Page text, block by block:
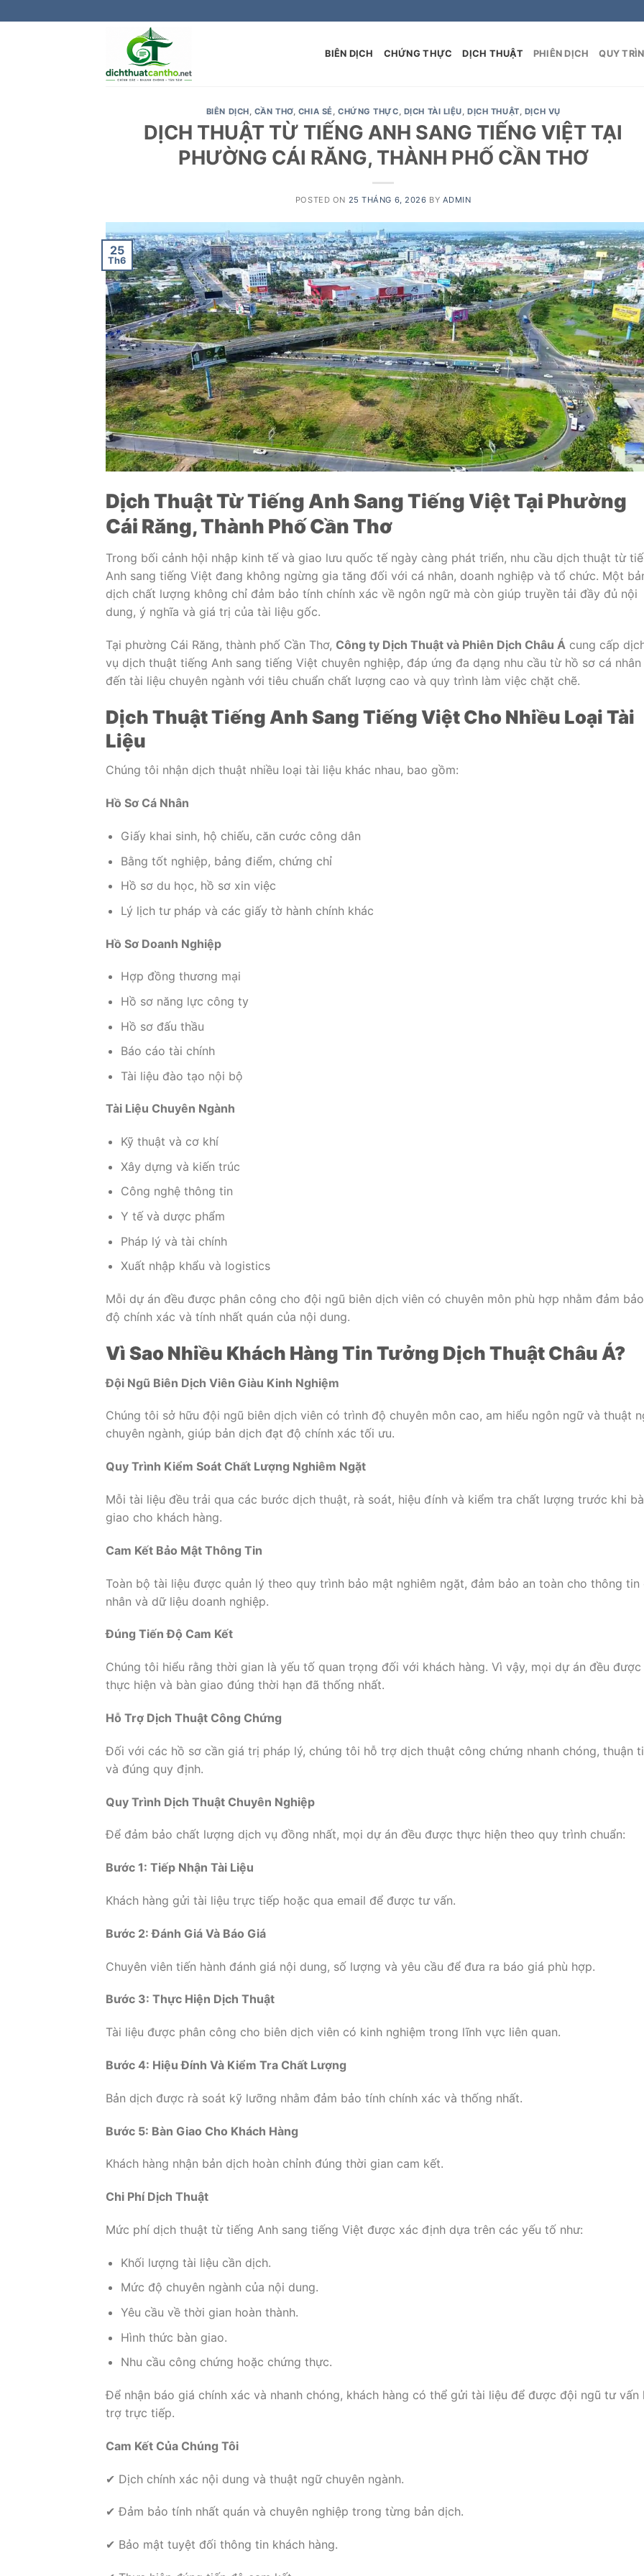
to
BIÊN DỊCH CHỨNG THỰC DỊCH THUẬT PHIÊN DỊCH QUY
BIÊN DỊCH, CẦN THƠ, CHIA SẺ, CHỨNG THỰC, DỊCH TÀI LIỆU,DỊCH THUẬT, DỊCH VỤ
DỊCH THUẬT TỪ TIẾNG ANH SANG TIẾNG VIỆT TẠI
PHƯỜNG CÁI RĂNG, THÀNH PHỐ CẦN THƠ
POSTED ON 25 THÁNG 6, 2026 BY ADMIN
25
Th6
Dịch Thuật Từ Tiếng Anh Sang Tiếng Việt Tại Phường
Cái Răng, Thành Phố Cần Thơ
Trong bối cảnh hội nhập kinh tế và giao lưu quốc tế ngày càng phát triển, nhu cầu dịch thuật từ
Anh sang tiếng Việt đang không ngừng gia tăng đối với cá nhân, doanh nghiệp và tổ chức. Một
dịch chất lượng không chỉ đảm bảo tính chính xác về ngôn ngữ mà còn giúp truyền tải đầy đủ nội
dung, ý nghĩa và giá trị của tài liệu gốc.
Tại phường Cái Răng, thành phố Cần Thơ, Công ty Dịch Thuật và Phiên Dịch Châu Á cung cấp
vụ dịch thuật tiếng Anh sang tiếng Việt chuyên nghiệp, đáp ứng đa dạng nhu cầu từ hồ sơ cá nhân
đến tài liệu chuyên ngành với tiêu chuẩn chất lượng cao và quy trình làm việc chặt chẽ.
Dịch Thuật Tiếng Anh Sang Tiếng Việt Cho Nhiều Loại Tài
Liệu
Chúng tôi nhận dịch thuật nhiều loại tài liệu khác nhau, bao gồm:
Hồ Sơ Cá Nhân
Giấy khai sinh, hộ chiếu, căn cước công dân
Bằng tốt nghiệp, bảng điểm, chứng chỉ
Hồ sơ du học, hồ sơ xin việc
Lý lịch tư pháp và các giấy tờ hành chính khác
Hồ Sơ Doanh Nghiệp
Hợp đồng thương mại
Hồ sơ năng lực công ty
Hồ sơ đấu thầu
Báo cáo tài chính
Tài liệu đào tạo nội bộ
Tài Liệu Chuyên Ngành
Kỹ thuật và cơ khí
Xây dựng và kiến trúc
Công nghệ thông tin
Y tế và dược phẩm
Pháp lý và tài chính
Xuất nhập khẩu và logistics
Mỗi dự án đều được phân công cho đội ngũ biên dịch viên có chuyên môn phù hợp nhằm đảm bảo
độ chính xác và tính nhất quán của nội dung.
Vì Sao Nhiều Khách Hàng Tin Tưởng Dịch Thuật Châu Á?
Đội Ngũ Biên Dịch Viên Giàu Kinh Nghiệm
Chúng tôi sở hữu đội ngũ biên dịch viên có trình độ chuyên môn cao, am hiểu ngôn ngữ và thuật
chuyên ngành, giúp bản dịch đạt độ chính xác tối ưu.
Quy Trình Kiểm Soát Chất Lượng Nghiêm Ngặt
Mỗi tài liệu đều trải qua các bước dịch thuật, rà soát, hiệu đính và kiểm tra chất lượng trước khi
giao cho khách hàng.
Cam Kết Bảo Mật Thông Tin
Toàn bộ tài liệu được quản lý theo quy trình bảo mật nghiêm ngặt, đảm bảo an toàn cho thông tin
nhân và dữ liệu doanh nghiệp.
Đúng Tiến Độ Cam Kết
Chúng tôi hiểu rằng thời gian là yếu tố quan trọng đối với khách hàng. Vì vậy, mọi dự án đều được
thực hiện và bàn giao đúng thời hạn đã thống nhất.
Hỗ Trợ Dịch Thuật Công Chứng
Đối với các hồ sơ cần giá trị pháp lý, chúng tôi hỗ trợ dịch thuật công chứng nhanh chóng, thuận
và đúng quy định.
Quy Trình Dịch Thuật Chuyên Nghiệp
Để đảm bảo chất lượng dịch vụ đồng nhất, mọi dự án đều được thực hiện theo quy trình chuẩn:
Bước 1: Tiếp Nhận Tài Liệu
Khách hàng gửi tài liệu trực tiếp hoặc qua email để được tư vấn.
Bước 2: Đánh Giá Và Báo Giá
Chuyên viên tiến hành đánh giá nội dung, số lượng và yêu cầu để đưa ra báo giá phù hợp.
Bước 3: Thực Hiện Dịch Thuật
Tài liệu được phân công cho biên dịch viên có kinh nghiệm trong lĩnh vực liên quan.
Bước 4: Hiệu Đính Và Kiểm Tra Chất Lượng
Bản dịch được rà soát kỹ lưỡng nhằm đảm bảo tính chính xác và thống nhất.
Bước 5: Bàn Giao Cho Khách Hàng
Khách hàng nhận bản dịch hoàn chỉnh đúng thời gian cam kết.
Chi Phí Dịch Thuật
Mức phí dịch thuật từ tiếng Anh sang tiếng Việt được xác định dựa trên các yếu tố như:
Khối lượng tài liệu cần dịch.
Mức độ chuyên ngành của nội dung.
Yêu cầu về thời gian hoàn thành.
Hình thức bàn giao.
Nhu cầu công chứng hoặc chứng thực.
Để nhận báo giá chính xác và nhanh chóng, khách hàng có thể gửi tài liệu để được đội ngũ tư vấn
trợ trực tiếp.
Cam Kết Của Chúng Tôi
✔ Dịch chính xác nội dung và thuật ngữ chuyên ngành.
✔ Đảm bảo tính nhất quán và chuyên nghiệp trong từng bản dịch.
✔ Bảo mật tuyệt đối thông tin khách hàng.